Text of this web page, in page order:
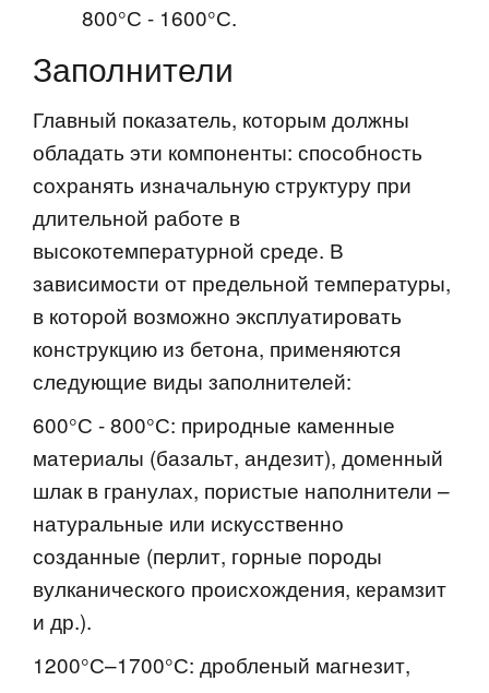
800°С - 1600°С.
Заполнители
Главный показатель, которым должны
обладать эти компоненты: способность
сохранять изначальную структуру при
длительной работе в
высокотемпературной среде. В
зависимости от предельной температуры,
в которой возможно эксплуатировать
конструкцию из бетона, применяются
следующие виды заполнителей:
600°С - 800°С: природные каменные
материалы (базальт, андезит), доменный
шлак в гранулах, пористые наполнители –
натуральные или искусственно
созданные (перлит, горные породы
вулканического происхождения, керамзит
и др.).
1200°С–1700°С: дробленый магнезит,